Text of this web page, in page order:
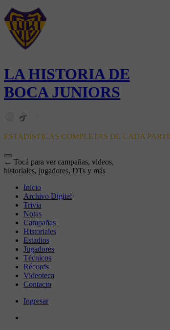
LA HISTORIA DE
BOCA JUNIORS
ESTADÍSTICAS COMPLETAS DE CADA
← Tocá para ver campañas, videos,
historiales, jugadores, DTs y más
Inicio
Archivo Digital
Trivia
Notas
Campañas
Historiales
Estadios
Jugadores
Técnicos
Récords
Videoteca
Contacto
Ingresar